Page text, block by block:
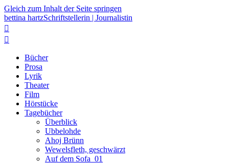
Gleich zum Inhalt der Seite springen
bettina hartzSchriftstellerin | Journalistin


Bücher
Prosa
Lyrik
Theater
Film
Hörstücke
Tagebücher
Überblick
Ubbelohde
Ahoj Brünn
Wewelsfleth, geschwärzt
Auf dem Sofa_01